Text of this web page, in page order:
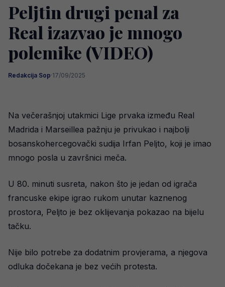
Peljtin drugi penal za
Real izazvao je mnogo
polemike (VIDEO)
Redakcija Sop·17/09/2025
Na večerašnjoj utakmici Lige prvaka između Real
Madrida i Marseillea pažnju je privukao i najbolji
bosanskohercegovački sudija Irfan Peljto, koji je imao
mnogo posla u završnici meča.
U 80. minuti susreta, nakon što je jedan od igrača
francuske ekipe igrao rukom unutar kaznenog
prostora, Peljto je bez oklijevanja pokazao na bijelu
tačku.
Nije bilo potrebe za dodatnim provjerama, a njegova
odluka dočekana je bez većih protesta.